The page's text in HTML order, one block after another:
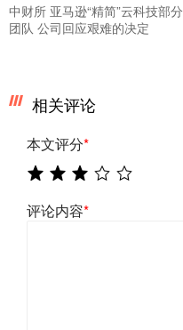
中财所 亚马逊“精简”云科技部分
团队 公司回应艰难的决定
相关评论
本文评分*
评论内容*